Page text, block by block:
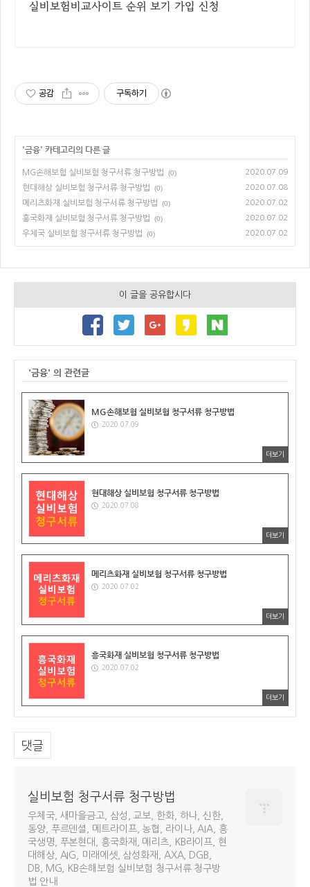
실비보험비교사이트 순위 보기 가입 신청
공감 구독하기
'금융' 카테고리의 다른 글
MG손해보험 실비보험 청구서류 청구방법 (0) 2020.07.09
현대해상 실비보험 청구서류 청구방법 (0) 2020.07.08
메리츠화재 실비보험 청구서류 청구방법 (0) 2020.07.02
흥국화재 실비보험 청구서류 청구방법 (0) 2020.07.02
우체국 실비보험 청구서류 청구방법 (0) 2020.07.02
이 글을 공유합시다
'금융' 의 관련글
MG손해보험 실비보험 청구서류 청구방법
2020.07.09
더보기
현대해상 실비보험 청구서류 청구방법
2020.07.08
더보기
메리츠화재 실비보험 청구서류 청구방법
2020.07.02
더보기
흥국화재 실비보험 청구서류 청구방법
2020.07.02
더보기
댓글
실비보험 청구서류 청구방법
우체국, 새마을금고, 삼성, 교보, 한화, 하나, 신한,
동양, 푸르덴셜, 메트라이프, 농협, 라이나, AIA, 흥
국생명, 푸본현대, 흥국화재, 메리츠, KB라이프, 현
대해상, AIG, 미래에셋, 삼성화재, AXA, DGB,
DB, MG, KB손해보험 실비보험 청구서류 청구방
법 안내